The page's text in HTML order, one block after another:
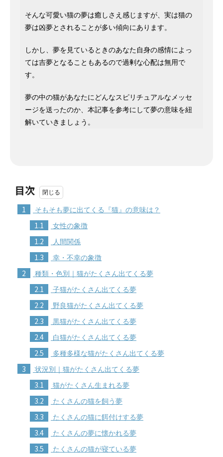
そんな可愛い猫の夢は癒しさえ感じますが、実は猫の
夢は凶夢とされることが多い傾向にあります。
しかし、夢を見ているときのあなた自身の感情によっ
ては吉夢となることもあるので過剰な心配は無用で
す。
夢の中の猫があなたにどんなスピリチュアルなメッセ
ージを送ったのか、本記事を参考にして夢の意味を紐
解いていきましょう。
目次
1 そもそも夢に出てくる『猫』の意味は？
1.1 女性の象徴
1.2 人間関係
1.3 幸・不幸の象徴
2 種類・色別｜猫がたくさん出てくる夢
2.1 子猫がたくさん出てくる夢
2.2 野良猫がたくさん出てくる夢
2.3 黒猫がたくさん出てくる夢
2.4 白猫がたくさん出てくる夢
2.5 多種多様な猫がたくさん出てくる夢
3 状況別｜猫がたくさん出てくる夢
3.1 猫がたくさん生まれる夢
3.2 たくさんの猫を飼う夢
3.3 たくさんの猫に餌付けする夢
3.4 たくさんの夢に懐かれる夢
3.5 たくさんの猫が寝ている夢